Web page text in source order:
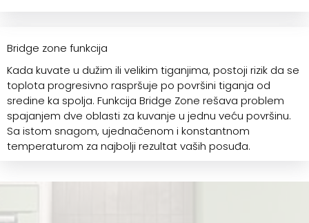
Bridge zone funkcija
Kada kuvate u dužim ili velikim tiganjima, postoji rizik da se
toplota progresivno raspršuje po površini tiganja od
sredine ka spolja. Funkcija Bridge Zone rešava problem
spajanjem dve oblasti za kuvanje u jednu veću površinu.
Sa istom snagom, ujednačenom i konstantnom
temperaturom za najbolji rezultat vaših posuđa.